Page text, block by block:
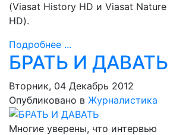
(Viasat History HD и Viasat Nature
HD).
Подробнее ...
БРАТЬ И ДАВАТЬ
Вторник, 04 Декабрь 2012
Опубликовано в Журналистика
Многие уверены, что интервью